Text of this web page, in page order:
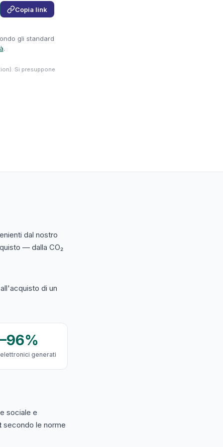
Copia link
gli standard
.
Si presuppone
dal nostro
— dalla CO₂
di un
generati
sociale e
secondo le norme